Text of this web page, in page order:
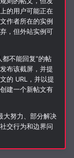
的用户可能正在
作者所在的实例
，但外站实例可
不能回复”的帖
布该截屏，并提
的 URL，并以提
建一个新帖文有
大努力、部分解决
交行为和边界问